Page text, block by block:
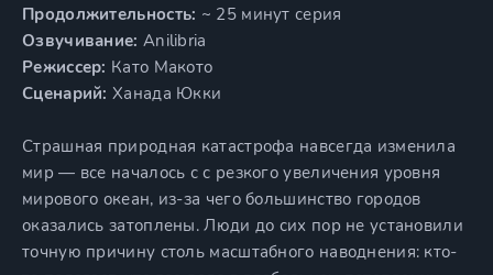
Продолжительность: ~ 25 минут серия
Озвучивание: Anilibria
Режиссер: Като Макото
Сценарий: Ханада Юкки
Страшная природная катастрофа навсегда изменила
мир — все началось с с резкого увеличения уровня
мирового океан, из-за чего большинство городов
оказались затоплены. Люди до сих пор не установили
точную причину столь масштабного наводнения: кто-